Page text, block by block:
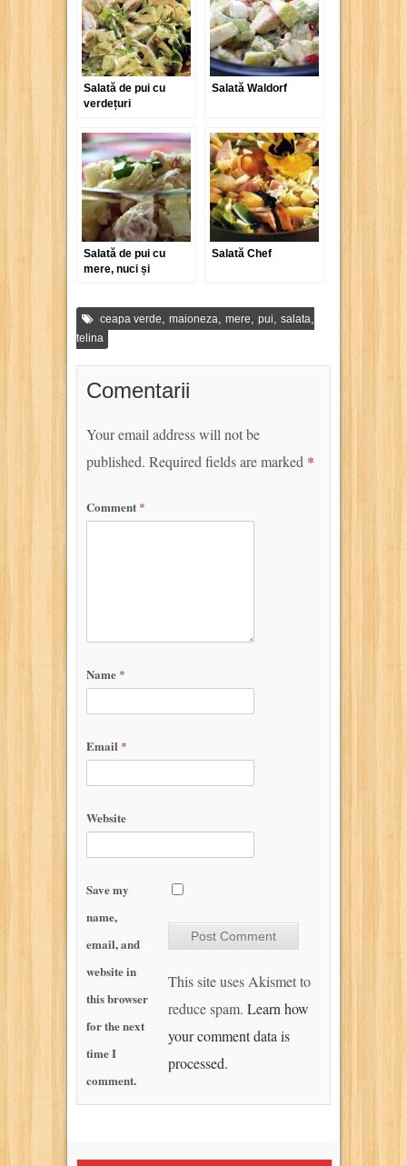
Salată de pui cu
verdețuri
Salată Waldorf
Salată de pui cu
mere, nuci și
Salată Chef
ceapa verde maioneza mere pui salata
telina
Comentarii
Your email address will not be
published. Required fields are marked *
Comment *
Name *
Email *
Website
Save my
name,
email, and
website in
this browser
for the next
time I
comment.
This site uses Akismet to
reduce spam. Learn how
your comment data is
processed.